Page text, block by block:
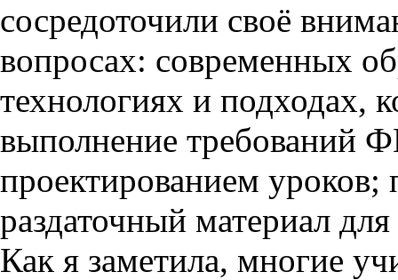
сосредоточили своё
вопросах: современных
технологиях и подходах,
выполнение требований
проектированием
раздаточный материал
Как я заметила, многие